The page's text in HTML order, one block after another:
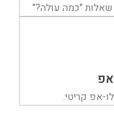
שאלות "כמה עולה?"
אפ קריטי.